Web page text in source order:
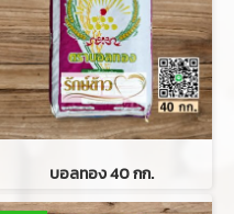
บอลทอง 40 กก.